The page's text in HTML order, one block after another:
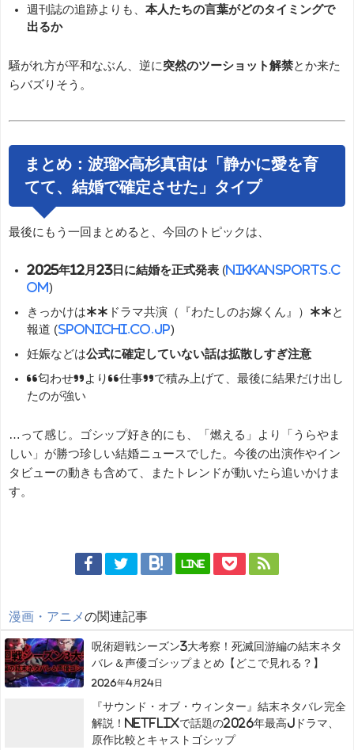
週刊誌の追跡よりも、 本人たちの言葉がどのタイミングで
出るか
騒がれ方が平和なぶん、逆に 突然のツーショット解禁 とか来た
らバズりそう。
まとめ：波瑠×高杉真宙は「静かに愛を育
てて、結婚で確定させた」タイプ
最後にもう一回まとめると、今回のトピックは、
2025年12月23日に結婚を正式発表(nikkansports.c
om)
きっかけは**ドラマ共演（『わたしのお嫁くん』）**と
報道 (sponichi.co.jp)
妊娠などは公式に確定していない話は拡散しすぎ注意
“匂わせ”より“仕事”で積み上げて、最後に結果だけ出し
たのが強い
…って感じ。ゴシップ好き的にも、「燃える」より「うらやま
しい」が勝つ珍しい結婚ニュースでした。今後の出演作やイン
タビューの動きも含めて、またトレンドが動いたら追いかけま
す。
LINE
漫画・アニメの関連記事
呪術廻戦シーズン3大考察！死滅回游編の結末ネタ
バレ＆声優ゴシップまとめ【どこで見れる？】
2026年4月24日
『サウンド・オブ・ウィンター』結末ネタバレ完全
解説！Netflixで話題の2026年最高Jドラマ、
原作比較とキャストゴシップ